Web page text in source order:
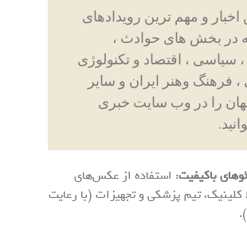
اخبار و مهم ترین رویدادهای
در بخش های حوادث ،
سیاسی ، اقتصاد و تکنولوژی
فرهنگ وهنر ایران و سایر
را در وب سایت خبری
باکیفیت: استفاده از عکس‌های
کلینیک، تیم پزشکی و تجهیزات (با رعایت